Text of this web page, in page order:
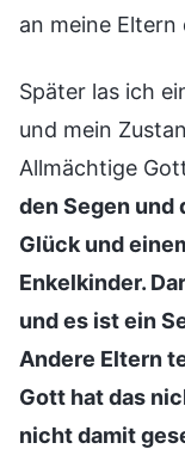
an meine Eltern
Später las ich
und mein
Allmächtige
den Segen und
Glück und
Enkelkinder.
und es ist ein
Andere Eltern
Gott hat das
nicht damit